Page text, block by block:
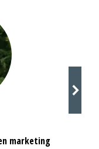
marketing